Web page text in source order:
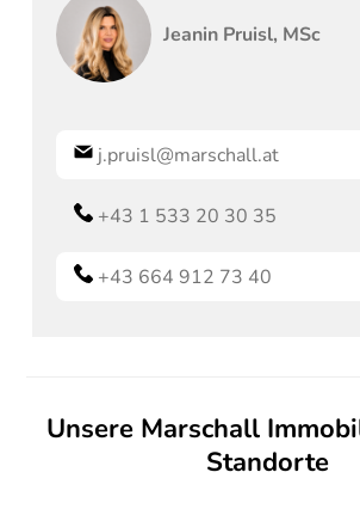
Jeanin Pruisl, MSc
j.pruisl@marschall.at
+43 1 533 20 30 35
+43 664 912 73 40
Unsere Marschall
Standorte